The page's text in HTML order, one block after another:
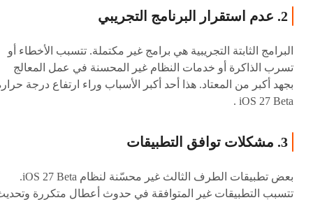
2. عدم استقرار البرنامج التجريبي
البرامج الثابتة التجريبية هي برامج غير مكتملة. تتسبب الأخطاء أو
تسرب الذاكرة أو خدمات النظام غير المحسنة في عمل المعالج
بجهد أكبر من المعتاد. هذا أحد أكبر الأسباب وراء ارتفاع درجة
iOS 27 Beta .
3. مشكلات توافق التطبيقات
بعض تطبيقات الطرف الثالث غير محسّنة لنظام iOS 27 Beta.
تتسبب التطبيقات غير المتوافقة في حدوث أعطال متكررة